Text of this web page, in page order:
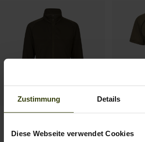
Zustimmung Details
Diese Webseite verwendet Cookies
64.95 EUR 49.95 EUR